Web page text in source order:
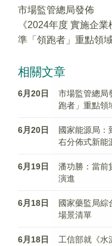
市場監管總局發佈
《2024年度 實施企業
準「領跑者」重點領域
相關文章
6月20日
市場監管總局
跑者」重點領
6月20日
國家能源局
右分佈式新能
6月19日
潘功勝：當前
演進
6月18日
國家藥監局綜
場景清單
6月18日
工信部就《水